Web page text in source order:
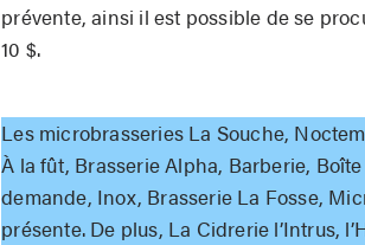
prévente, ainsi il est possible de se
10 $.
Les microbrasseries La Souche,
À la fût, Brasserie Alpha, Barberie,
demande, Inox, Brasserie La Fosse,
présente. De plus, La Cidrerie l’Intrus,